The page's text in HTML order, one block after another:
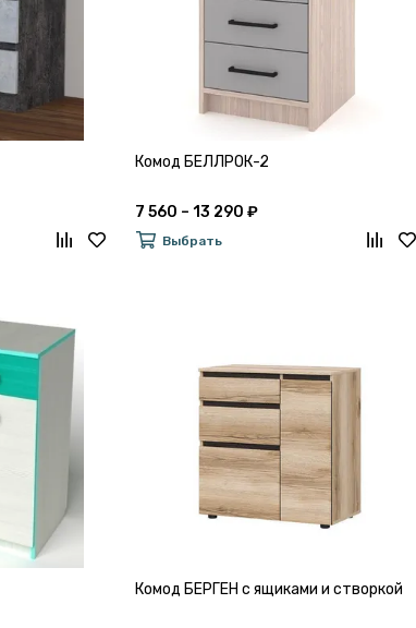
Комод БЕЛЛРОК-2
7 560 – 13 290 ₽
Выбрать
Комод БЕРГЕН с ящиками и створкой